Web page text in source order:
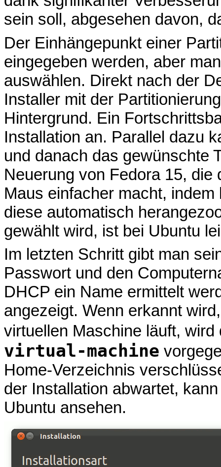
sein soll, abgesehen davon,
Der Einhängepunkt einer
eingegeben werden, aber
auswählen. Direkt nach der
Installer mit der
Hintergrund. Ein
Installation an. Parallel dazu
und danach das gewünschte
Neuerung von Fedora 15,
Maus einfacher macht,
diese automatisch
gewählt wird, ist bei Ubuntu
Im letzten Schritt gibt man
Passwort und den
DHCP ein Name ermittelt
angezeigt. Wenn erkannt
virtuellen Maschine läuft,
virtual-machine
Home-Verzeichnis
der Installation abwartet,
Ubuntu ansehen.